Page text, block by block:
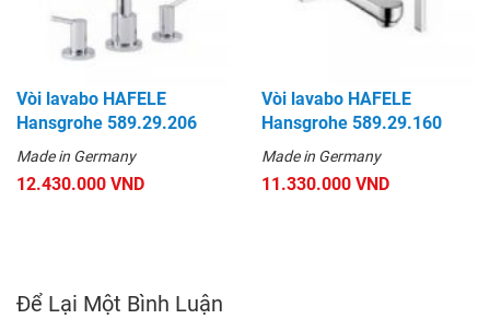
Vòi lavabo HAFELE
Hansgrohe 589.29.206
Made in Germany
12.430.000 VND
Vòi lavabo HAFELE
Hansgrohe 589.29.160
Made in Germany
11.330.000 VND
Để Lại Một Bình Luận